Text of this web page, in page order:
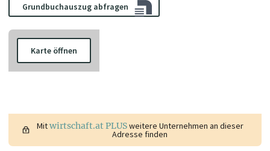
Grundbuchauszug abfragen
Karte öffnen
Mitwirtschaft.at PLUSweitere Unternehmen an dieser
Adresse finden